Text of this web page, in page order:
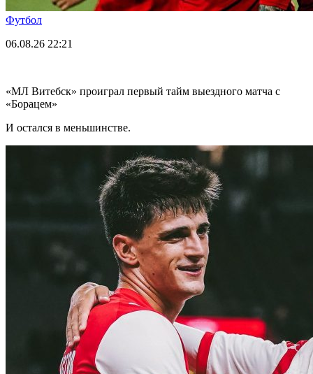
Футбол
06.08.26 22:21
«МЛ Витебск» проиграл первый тайм выездного матча с
«Борацем»
И остался в меньшинстве.